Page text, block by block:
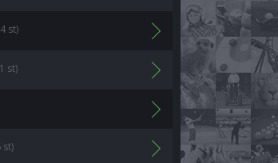
st)
st)
st)